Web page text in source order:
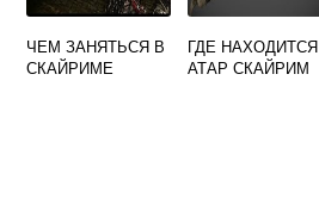
ЧЕМ ЗАНЯТЬСЯ В
СКАЙРИМЕ
ГДЕ НАХОДИТСЯ
АТАР СКАЙРИМ